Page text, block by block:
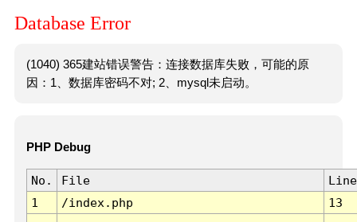
Database Error
(1040) 365建站错误警告：连接数据库失败，可能的原
因：1、数据库密码不对; 2、mysql未启动。
PHP Debug
No. File
Line
1
/index.php 13